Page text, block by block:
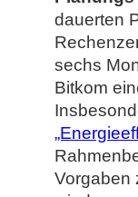
dauerten
sechs
Bitkom
Vorgaben